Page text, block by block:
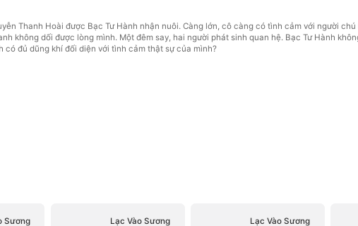
Thanh Hoài được Bạc Tư Hành nhận nuôi. Càng lớn, cô càng có tình cảm với người
không dối được lòng mình. Một đêm say, hai người phát sinh quan hệ. Bạc Tư Hành
có đủ dũng khí đối diện với tình cảm thật sự của mình?
Sương
Lạc Vào Sương
Lạc Vào Sương